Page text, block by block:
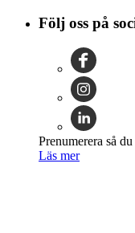
Följ oss på
Prenumerera så
Läs mer